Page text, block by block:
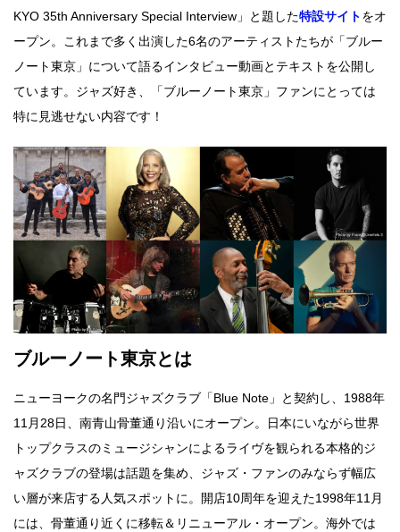
KYO 35th Anniversary Special Interview」と題した特設サイトをオ
ープン。これまで多く出演した6名のアーティストたちが「ブルー
ノート東京」について語るインタビュー動画とテキストを公開し
ています。ジャズ好き、「ブルーノート東京」ファンにとっては
特に見逃せない内容です！
ブルーノート東京とは
ニューヨークの名門ジャズクラブ「Blue Note」と契約し、1988年
11月28日、南青山骨董通り沿いにオープン。日本にいながら世界
トップクラスのミュージシャンによるライヴを観られる本格的ジ
ャズクラブの登場は話題を集め、ジャズ・ファンのみならず幅広
い層が来店する人気スポットに。開店10周年を迎えた1998年11月
には、骨董通り近くに移転＆リニューアル・オープン。海外では